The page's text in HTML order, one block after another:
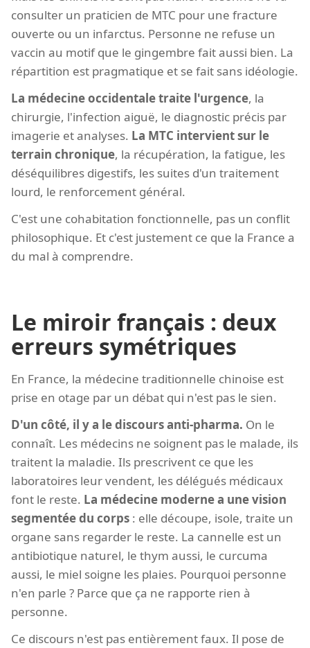
consulter un praticien de MTC pour une fracture
ouverte ou un infarctus. Personne ne refuse un
vaccin au motif que le gingembre fait aussi bien. La
répartition est pragmatique et se fait sans idéologie.
La médecine occidentale traite l'urgence, la
chirurgie, l'infection aiguë, le diagnostic précis par
imagerie et analyses. La MTC intervient sur le
terrain chronique, la récupération, la fatigue, les
déséquilibres digestifs, les suites d'un traitement
lourd, le renforcement général.
C'est une cohabitation fonctionnelle, pas un conflit
philosophique. Et c'est justement ce que la France a
du mal à comprendre.
Le miroir français : deux
erreurs symétriques
En France, la médecine traditionnelle chinoise est
prise en otage par un débat qui n'est pas le sien.
D'un côté, il y a le discours anti-pharma. On le
connaît. Les médecins ne soignent pas le malade, ils
traitent la maladie. Ils prescrivent ce que les
laboratoires leur vendent, les délégués médicaux
font le reste. La médecine moderne a une vision
segmentée du corps : elle découpe, isole, traite un
organe sans regarder le reste. La cannelle est un
antibiotique naturel, le thym aussi, le curcuma
aussi, le miel soigne les plaies. Pourquoi personne
n'en parle ? Parce que ça ne rapporte rien à
personne.
Ce discours n'est pas entièrement faux. Il pose de